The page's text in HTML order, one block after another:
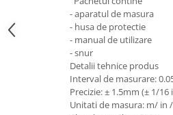
- aparatul de masura
- husa de protectie
- manual de utilizare
- snur
Detalii tehnice produs
Interval de masurare:
Precizie: ± 1.5mm (± 1/16
Unitati de masura: m/ in